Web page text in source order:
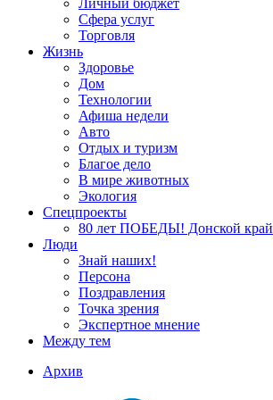
Личный бюджет
Сфера услуг
Торговля
Жизнь
Здоровье
Дом
Технологии
Афиша недели
Авто
Отдых и туризм
Благое дело
В мире животных
Экология
Спецпроекты
80 лет ПОБЕДЫ! Донской край
Люди
Знай наших!
Персона
Поздравления
Точка зрения
Экспертное мнение
Между тем
Архив